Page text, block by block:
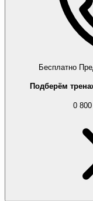
Бесплатно
Подберём
0